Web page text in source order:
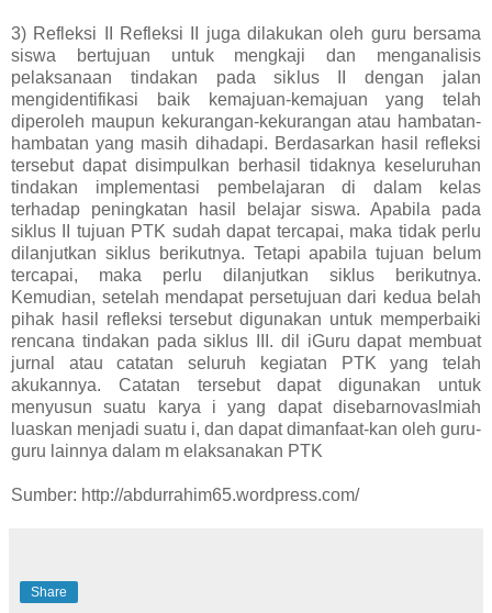
3) Refleksi II Refleksi II juga dilakukan oleh guru bersama
siswa bertujuan untuk mengkaji dan menganalisis
pelaksanaan tindakan pada siklus II dengan jalan
mengidentifikasi baik kemajuan-kemajuan yang telah
diperoleh maupun kekurangan-kekurangan atau hambatan-
hambatan yang masih dihadapi. Berdasarkan hasil refleksi
tersebut dapat disimpulkan berhasil tidaknya keseluruhan
tindakan implementasi pembelajaran di dalam kelas
terhadap peningkatan hasil belajar siswa. Apabila pada
siklus II tujuan PTK sudah dapat tercapai, maka tidak perlu
dilanjutkan siklus berikutnya. Tetapi apabila tujuan belum
tercapai, maka perlu dilanjutkan siklus berikutnya.
Kemudian, setelah mendapat persetujuan dari kedua belah
pihak hasil refleksi tersebut digunakan untuk memperbaiki
rencana tindakan pada siklus III. dil iGuru dapat membuat
jurnal atau catatan seluruh kegiatan PTK yang telah
akukannya. Catatan tersebut dapat digunakan untuk
menyusun suatu karya i yang dapat disebarnovaslmiah
luaskan menjadi suatu i, dan dapat dimanfaat-kan oleh guru-
guru lainnya dalam m elaksanakan PTK
Sumber: http://abdurrahim65.wordpress.com/
Share